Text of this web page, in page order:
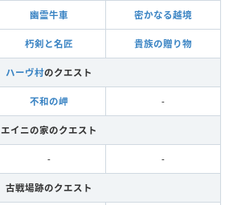
幽霊牛車 密かなる越境
朽剣と名匠 貴族の贈り物
ハーヴ村のクエスト
不和の岬 -
エイニの家のクエスト
- -
古戦場跡のクエスト